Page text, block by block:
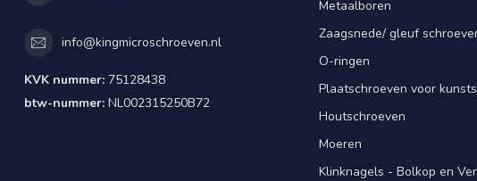
info@kingmicroschroeven.nl
KVK nummer: 75128438
btw-nummer: NL002315250B72
Metaalboren
Zaagsnede/ gleuf
O-ringen
Plaatschroeven voor
Houtschroeven
Moeren
Klinknagels - Bolkop en